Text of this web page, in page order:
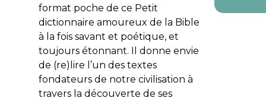
format poche de ce Petit
dictionnaire amoureux de la Bible
à la fois savant et poétique, et
toujours étonnant. Il donne envie
de (re)lire l’un des textes
fondateurs de notre civilisation à
travers la découverte de ses